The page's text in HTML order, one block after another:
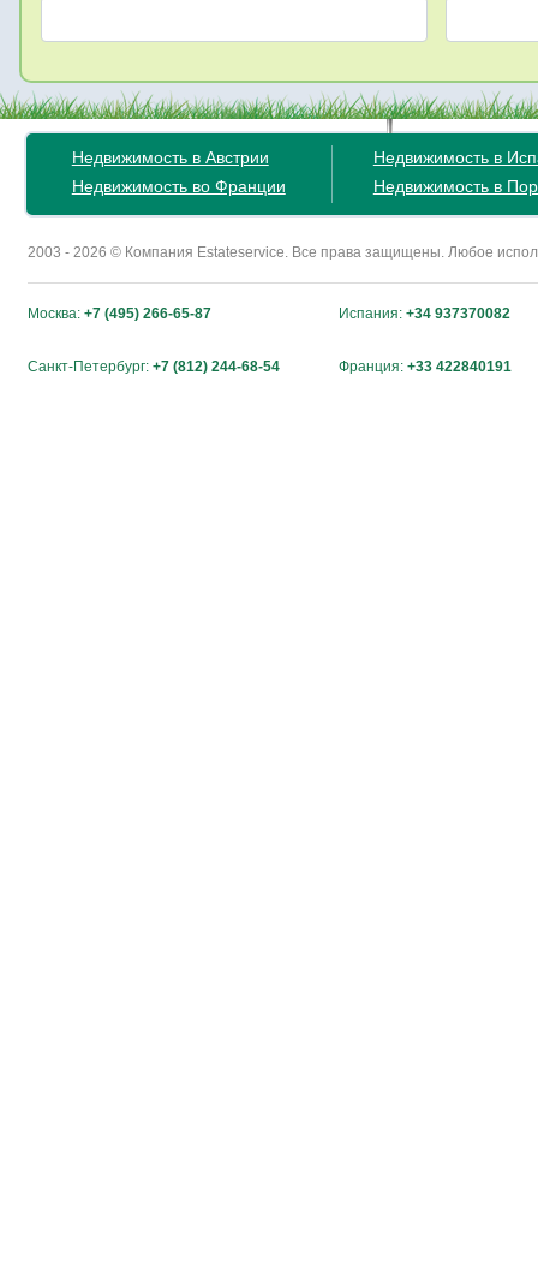
Недвижимость в Австрии
Недвижимость во Франции
Недвижимость в
Недвижимость в
2003 - 2026 © Компания Estateservice. Все права защищены. Любое
Москва: +7 (495) 266-65-87 Испания: +34 937370082
Санкт-Петербург: +7 (812) 244-68-54 Франция: +33 422840191